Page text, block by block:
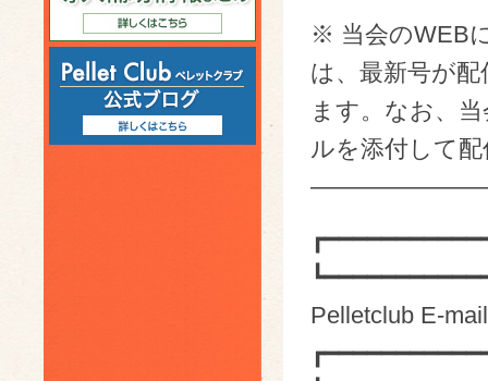
※ 当会のWEB
は、最新号が
ます。なお、
ルを添付して
Pelletclub E-